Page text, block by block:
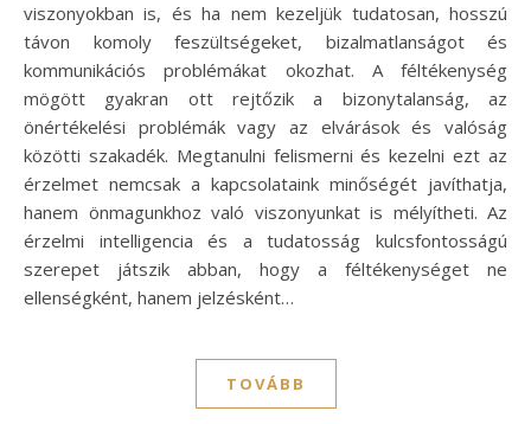
viszonyokban is, és ha nem kezeljük tudatosan, hosszú
távon komoly feszültségeket, bizalmatlanságot és
kommunikációs problémákat okozhat. A féltékenység
mögött gyakran ott rejtőzik a bizonytalanság, az
önértékelési problémák vagy az elvárások és valóság
közötti szakadék. Megtanulni felismerni és kezelni ezt az
érzelmet nemcsak a kapcsolataink minőségét javíthatja,
hanem önmagunkhoz való viszonyunkat is mélyítheti. Az
érzelmi intelligencia és a tudatosság kulcsfontosságú
szerepet játszik abban, hogy a féltékenységet ne
ellenségként, hanem jelzésként…
TOVÁBB